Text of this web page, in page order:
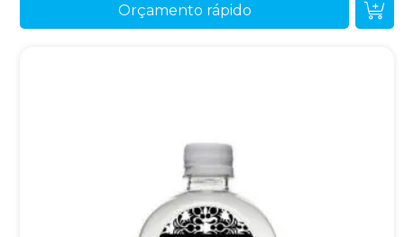
Orçamento rápido